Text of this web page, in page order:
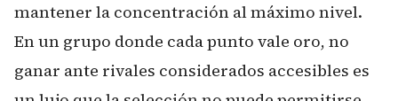
mantener la concentración al máximo nivel.
En un grupo donde cada punto vale oro, no
ganar ante rivales considerados accesibles es